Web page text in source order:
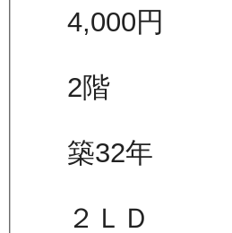
4,000円
2階
築32年
２ＬＤ